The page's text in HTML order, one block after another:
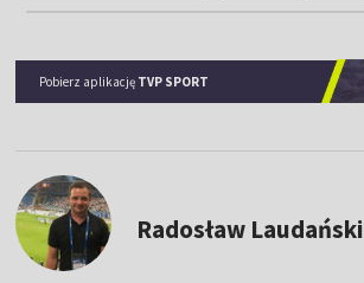
Pobierz aplikację TVP SPORT
Radosław Laudański